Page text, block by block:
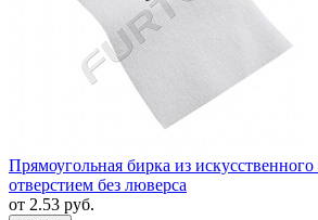
Прямоугольная бирка из искусственного
отверстием без люверса
от 2.53 руб.